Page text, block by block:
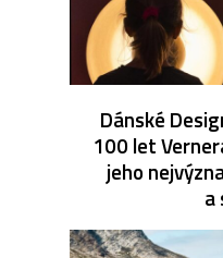
Dánské
100 let
jeho
a